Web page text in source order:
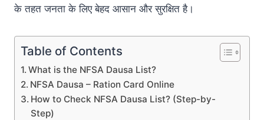
के तहत जनता के लिए बेहद आसान और सुरक्षित है।
Table of Contents
What is the NFSA Dausa List?
NFSA Dausa – Ration Card Online
How to Check NFSA Dausa List? (Step-by-
Step)